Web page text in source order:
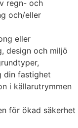
regn- och
och/eller
eller
design och miljö
din fastighet
i källarutrymmen
för ökad säkerhet